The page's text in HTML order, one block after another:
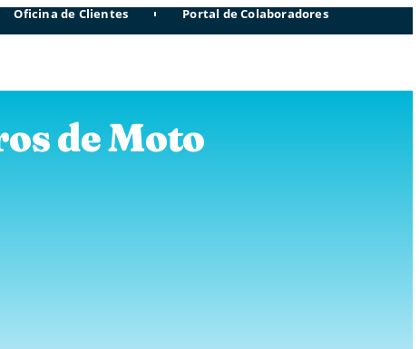
Oficina de Clientes Portal de Colaboradores
de Moto